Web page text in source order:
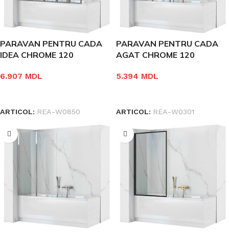
PARAVAN PENTRU CADA
IDEA CHROME 120
6.907 MDL
ARTICOL: REA-W0850
PARAVAN PENTRU CADA
AGAT CHROME 120
5.394 MDL
ARTICOL: REA-W0301